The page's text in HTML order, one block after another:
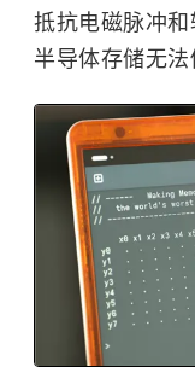
抵抗电磁脉冲
半导体存储无法